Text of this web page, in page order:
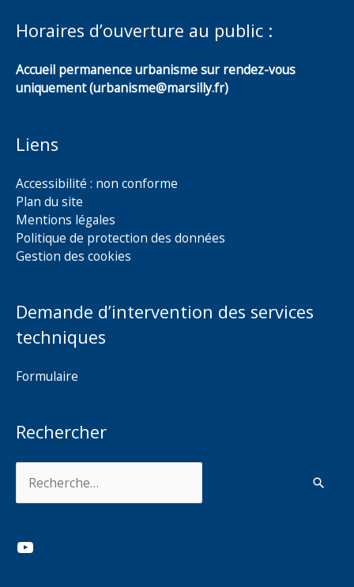
Horaires d’ouverture au public :
Accueil permanence urbanisme sur rendez-vous
uniquement (urbanisme@marsilly.fr)
Liens
Accessibilité : non conforme
Plan du site
Mentions légales
Politique de protection des données
Gestion des cookies
Demande d’intervention des services
techniques
Formulaire
Rechercher
YouTube